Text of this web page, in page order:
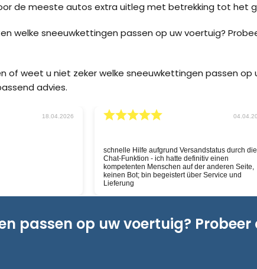
de meeste autos extra uitleg met betrekking tot het
welke sneeuwkettingen passen op uw voertuig?
of weet u niet zeker welke sneeuwkettingen passen
advies.
30.03.2026
service, nu hopen
Goeie website, snelle service
passen op uw voertuig?